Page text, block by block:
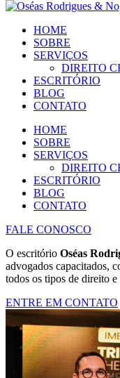
HOME
SOBRE
SERVIÇOS
DIREITO
ESCRITÓRIO
BLOG
CONTATO
HOME
SOBRE
SERVIÇOS
DIREITO
ESCRITÓRIO
BLOG
CONTATO
FALE CONOSCO
O escritório Oséas
advogados capacitados,
todos os tipos de direito e
ENTRE EM CONTATO